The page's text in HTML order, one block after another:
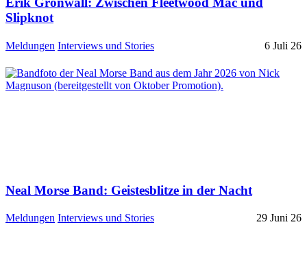
Slipknot
Meldungen Interviews und Stories 6 Juli 26
Neal Morse Band: Geistesblitze in der Nacht
Meldungen Interviews und Stories 29 Juni 26